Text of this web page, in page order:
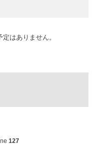
はありません。
127